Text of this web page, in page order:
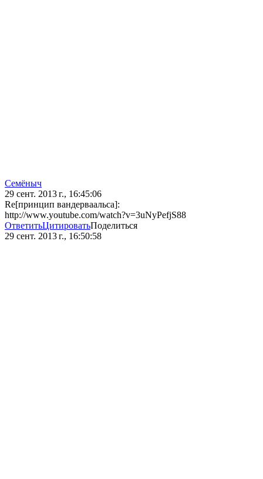
Семёныч
29 сент. 2013 г., 16:45:06
Re[принцип вандерваальса]:
http://www.youtube.com/watch?v=3uNyPefjS88
ОтветитьЦитироватьПоделиться
29 сент. 2013 г., 16:50:58